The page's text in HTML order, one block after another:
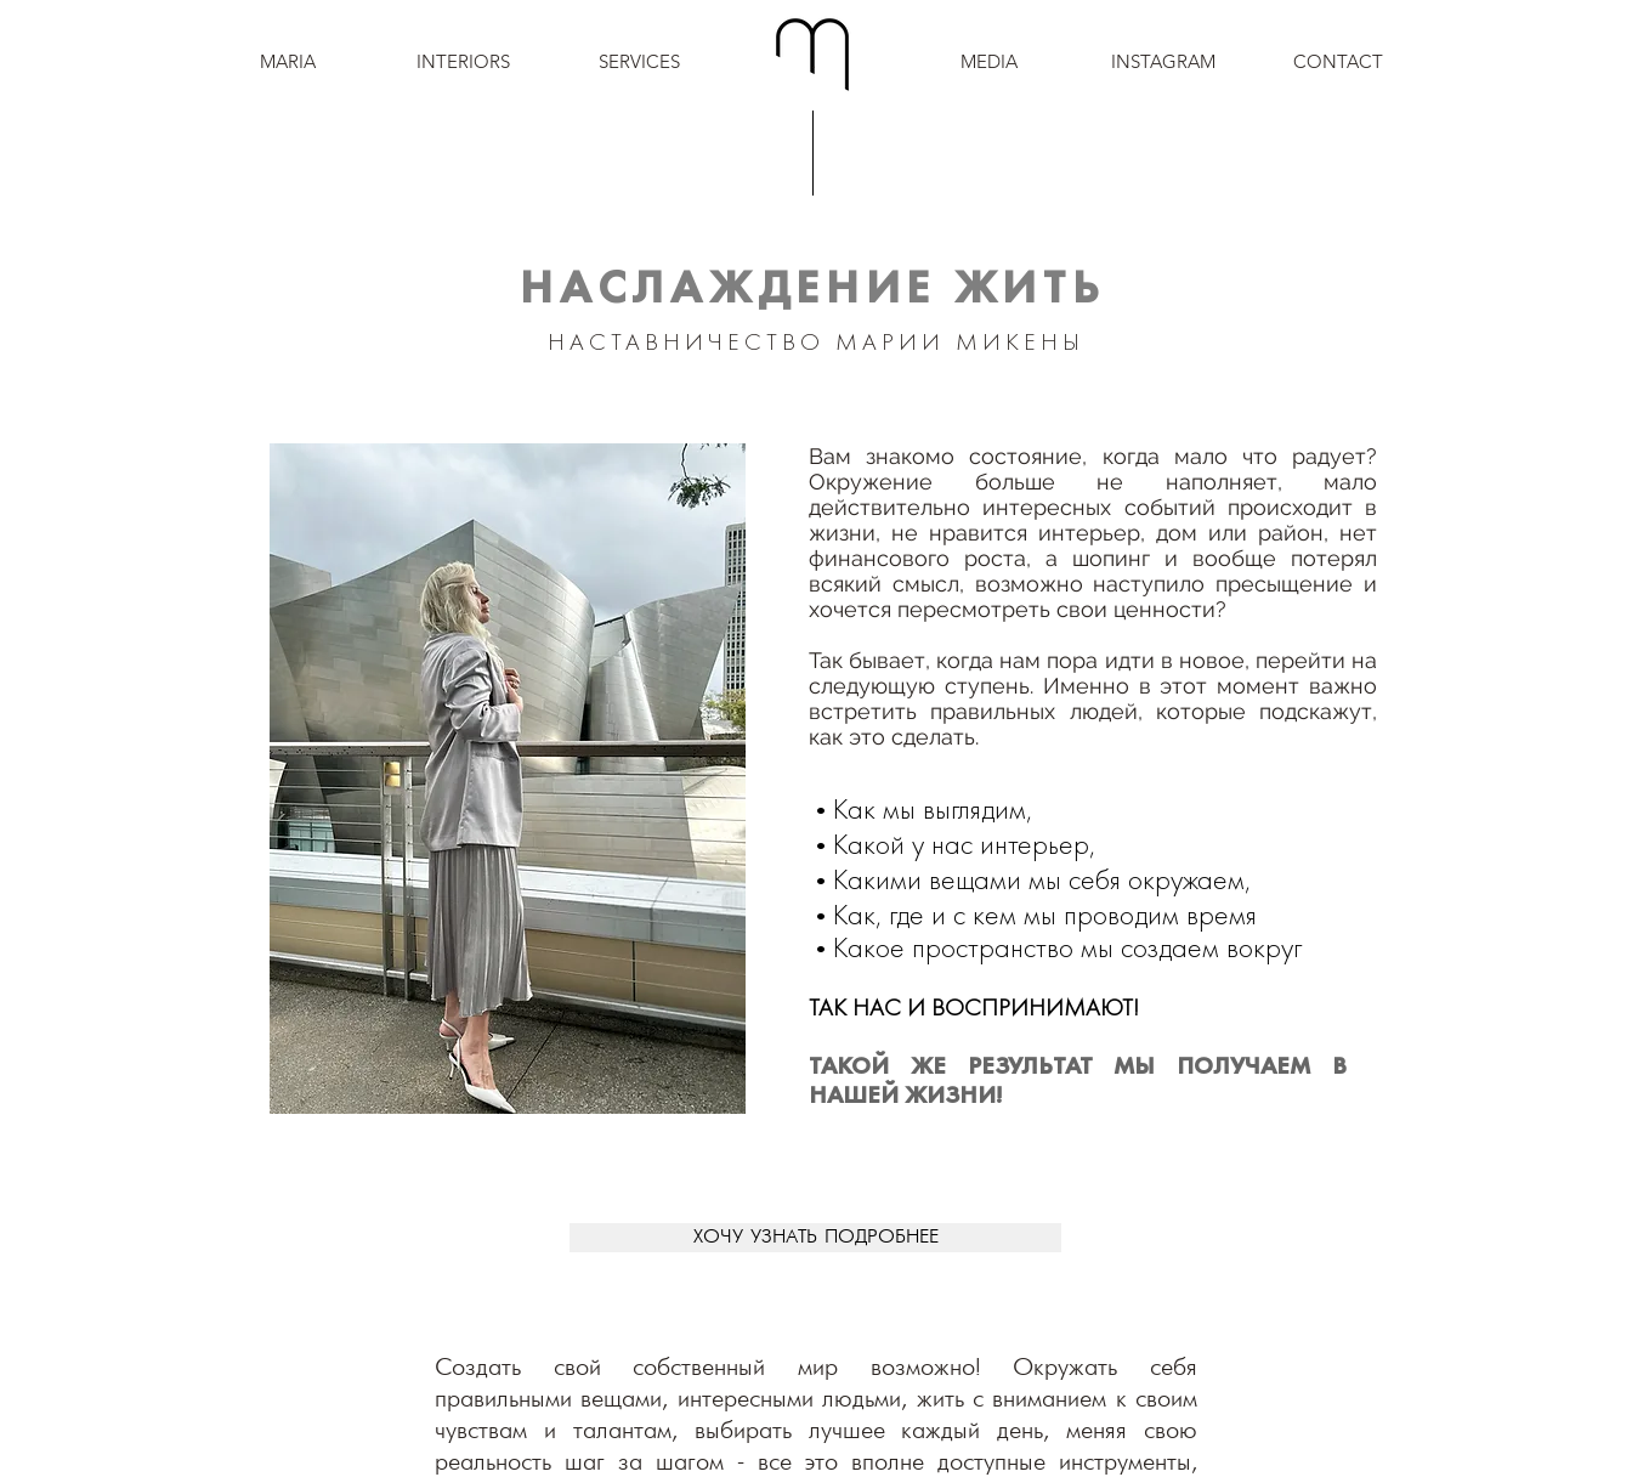
MARIA INTERIORS SERVICES . MEDIA INSTAGRAM CONTACT
НАСЛАЖДЕНИЕ ЖИТЬ
НАСТАВНИЧЕСТВО МАРИИ МИКЕНЫ
Вам знакомо состояние, когда мало что радует?
Окружение больше не наполняет, мало
действительно интересных событий происходит в
жизни, не нравится интерьер, дом или район, нет
финансового роста, а шопинг и вообще потерял
всякий смысл, возможно наступило пресыщение и
хочется пересмотреть свои ценности?
Так бывает, когда нам пора идти в новое, перейти на
следующую ступень. Именно в этот момент важно
встретить правильных людей, которые подскажут,
как это сделать.
• Как мы выглядим,
• Какой у нас интерьер,
• Какими вещами мы себя окружаем,
• Как, где и с кем мы проводим время
• Какое пространство мы создаем вокруг
ТАК НАС И ВОСПРИНИМАЮТ!
ТАКОЙ ЖЕ РЕЗУЛЬТАТ МЫ ПОЛУЧАЕМ В
НАШЕЙ ЖИЗНИ!
ХОЧУ УЗНАТЬ ПОДРОБНЕЕ
Создать свой собственный мир возможно! Окружать себя
правильными вещами, интересными людьми, жить с вниманием к своим
чувствам и талантам, выбирать лучшее каждый день, меняя свою
реальность шаг за шагом - все это вполне доступные инструменты,